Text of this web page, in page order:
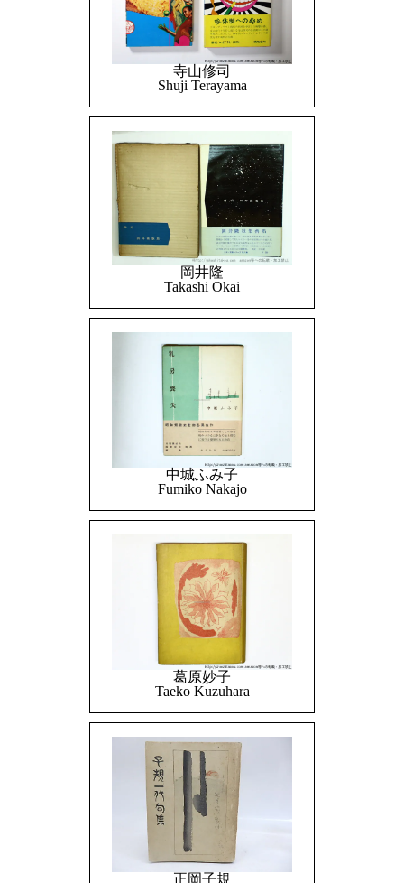
寺山修司
Shuji Terayama
岡井隆
Takashi Okai
中城ふみ子
Fumiko Nakajo
葛原妙子
Taeko Kuzuhara
正岡子規